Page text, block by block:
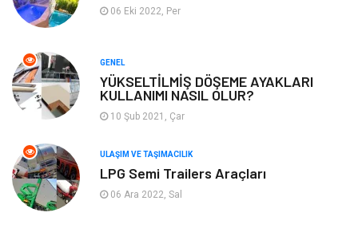
Turizm
Aksesuar
Plastik
Ambalaj Eğlence
Pazarlama
06 Eki 2022, Per
GENEL
YÜKSELTİLMİŞ DÖŞEME AYAKLARI
KULLANIMI NASIL OLUR?
10 Şub 2021, Çar
ULAŞIM VE TAŞIMACILIK
LPG Semi Trailers Araçları
06 Ara 2022, Sal